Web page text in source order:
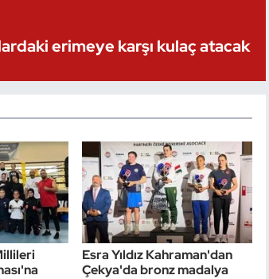
erimeye karşı kulaç atacak
Esra Yıldız Kahraman'dan
Çekya'da bronz madalya